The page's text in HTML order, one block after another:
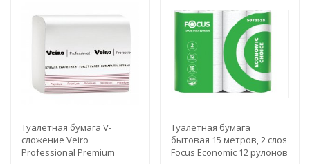
Туалетная бумага V-
сложение Veiro
Professional Premium
Туалетная бумага
бытовая 15 метров, 2 слоя
Focus Economic 12 рулонов